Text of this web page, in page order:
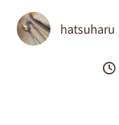
hatsuharu